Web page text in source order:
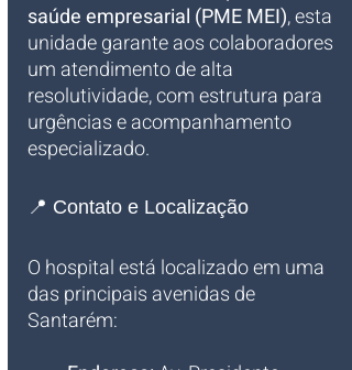
saúde empresarial (PME MEI), esta
unidade garante aos colaboradores
um atendimento de alta
resolutividade, com estrutura para
urgências e acompanhamento
especializado.
📍 Contato e Localização
O hospital está localizado em uma
das principais avenidas de
Santarém: